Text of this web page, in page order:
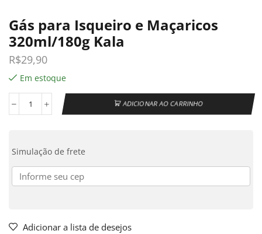
Gás para Isqueiro e Maçaricos
320ml/180g Kala
R$29,90
Em estoque
ADICIONAR AO CARRINHO
Simulação de frete
Adicionar a lista de desejos